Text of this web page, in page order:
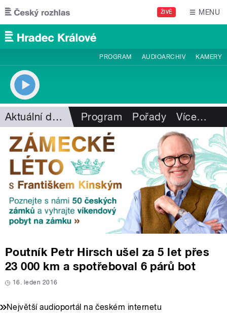
Přejít k hlavnímu obsahu
ŽIVĚ MENU
PROGRAM AUDIOARCHIV KAMERY
Aktuální dění Program Pořady Více…
Poutník Petr Hirsch ušel za 5 let přes
23 000 km a spotřeboval 6 párů bot
16. leden 2016
Největší audioportál na českém internetu